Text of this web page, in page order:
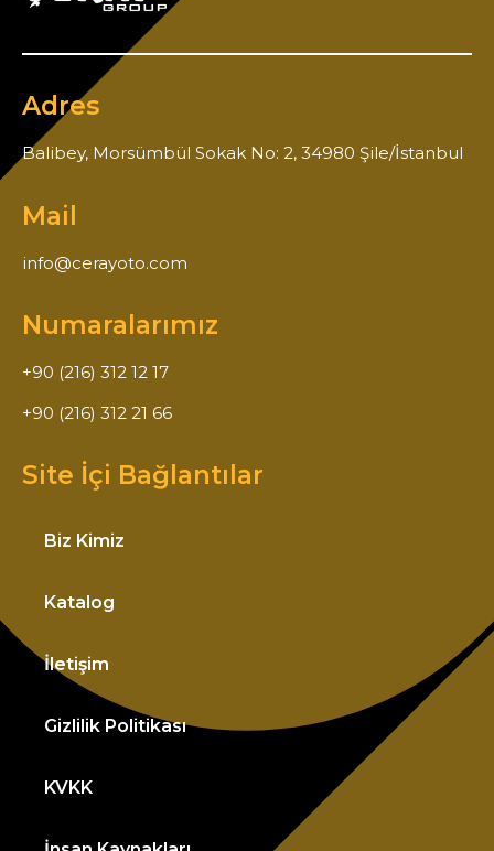
Adres
Balibey, Morsümbül Sokak No: 2, 34980 Şile/İstanbul
Mail
info@cerayoto.com
Numaralarımız
+90 (216) 312 12 17
+90 (216) 312 21 66
Site İçi Bağlantılar
Biz Kimiz
Katalog
İletişim
Gizlilik Politikası
KVKK